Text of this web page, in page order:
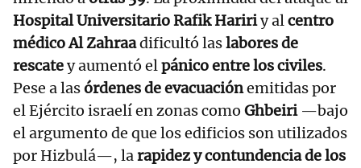
Hospital Universitario Rafik Haririy alcentro
médico Al Zahraadificultó laslabores de
rescatey aumentó elpánico entre los civiles.
Pese a lasórdenes de evacuaciónemitidas por
el Ejército israelí en zonas como Ghbeiri—bajo
el argumento de que los edificios son utilizados
por Hizbulá—, larapidez y contundencia de los